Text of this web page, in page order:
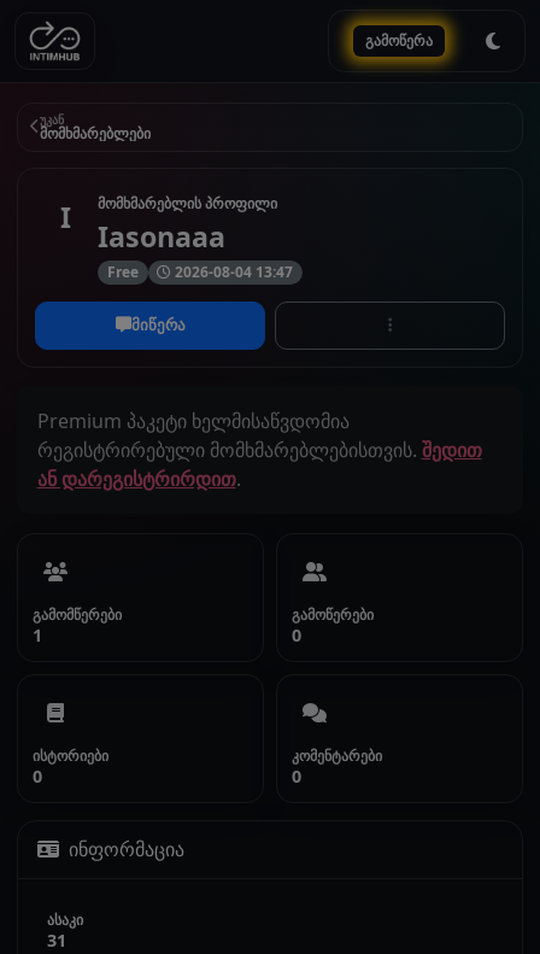
გამოწერა
უკან
მომხმარებლები
I მომხმარებლის პროფილი
Iasonaaa
Free 2026-08-04 13:47
მიწერა
Premium პაკეტი ხელმისაწვდომია
რეგისტრირებული მომხმარებლებისთვის. შედით
ან დარეგისტრირდით.
გამომწერები
1
გამოწერები
0
ისტორიები
0
კომენტარები
0
ინფორმაცია
ასაკი
31